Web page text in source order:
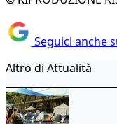
Seguici anche
Altro di Attualità